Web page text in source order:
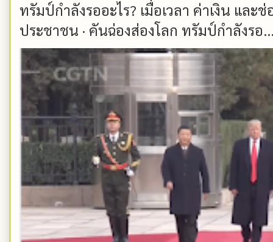
ทรัมป์กำลังรออะไร? เมื่อเวลา ค่าเงิน แล
ประชาชน · คันฉ่องส่องโลก ทรัมป์กำลังรอ